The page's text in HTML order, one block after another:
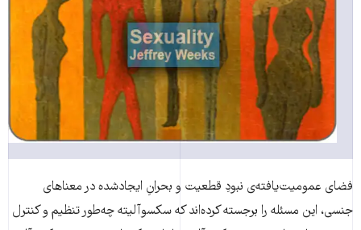
فضای عمومیت‌یافته‌ی نبودِ قطعیت و بحرانِ ایجادشده در معناهای
جنسی، این مسئله را برجسته کرده‌اند که سکسوآلیته چه‌طور تنظیم و کنترل